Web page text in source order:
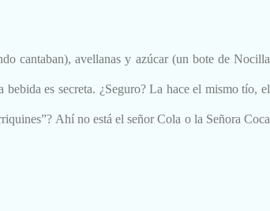
cantaban), avellanas y azúcar (un bote de Nocilla
es secreta. ¿Seguro? La hace el mismo tío, el
Ahí no está el señor Cola o la Señora Coca